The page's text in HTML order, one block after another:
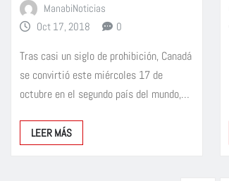
ManabiNoticias
Oct 17, 2018
0
Tras casi un siglo de prohibición, Canadá
se convirtió este miércoles 17 de
octubre en el segundo país del mundo,…
LEER MÁS